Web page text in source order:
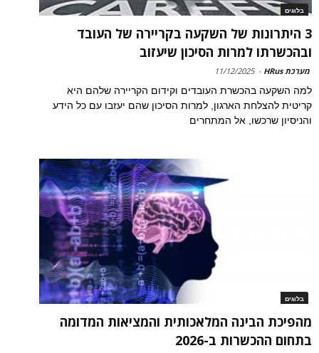
בלוגים
3 היתרונות של השקעה בקריירה של העובד
ובהכשרתו למרות הסיכון שיעזוב
מערכת HRus -
11/12/2025
למה השקעה בהכשרת העובדים וקידום הקריירה שלהם היא
קריטית להצלחת הארגון, למרות הסיכון שהם יעזבו עם כל הידע
והניסיון שרכשו, אל המתחרים
בלוגים
מהפיכת הבינה המלאכותית והמציאות המדומה
בתחום ההכשרות ב-2026